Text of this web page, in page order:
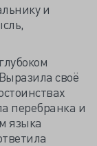
и
своё
перебранка и
языка